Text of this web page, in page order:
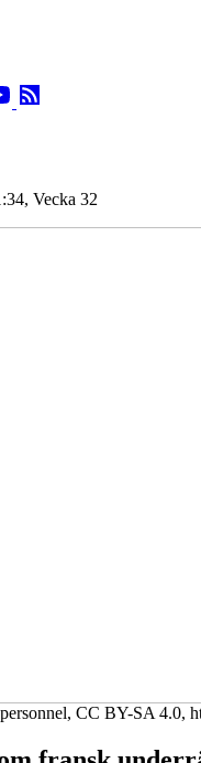
Vecka 32
CC BY-SA 4.0,